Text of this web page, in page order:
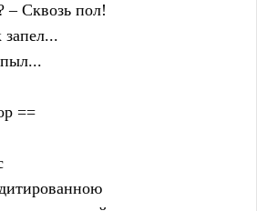
– Сквозь пол!
запел...
==